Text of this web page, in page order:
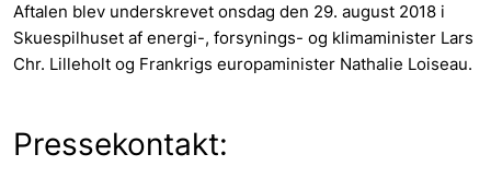
Aftalen blev underskrevet onsdag den 29. august 2018 i
Skuespilhuset af energi-, forsynings- og klimaminister Lars
Chr. Lilleholt og Frankrigs europaminister Nathalie Loiseau.
Pressekontakt: